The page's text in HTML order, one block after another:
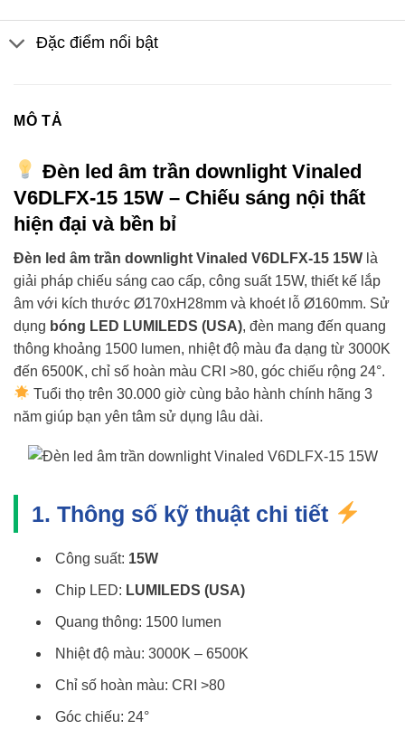
Đặc điểm nổi bật
MÔ TẢ
Đèn led âm trần downlight Vinaled
V6DLFX-15 15W – Chiếu sáng nội thất
hiện đại và bền bỉ
Đèn led âm trần downlight Vinaled V6DLFX-15 15W là
giải pháp chiếu sáng cao cấp, công suất 15W, thiết kế lắp
âm với kích thước Ø170xH28mm và khoét lỗ Ø160mm. Sử
dụng bóng LED LUMILEDS (USA), đèn mang đến quang
thông khoảng 1500 lumen, nhiệt độ màu đa dạng từ 3000K
đến 6500K, chỉ số hoàn màu CRI >80, góc chiếu rộng 24°.
Tuổi thọ trên 30.000 giờ cùng bảo hành chính hãng 3
năm giúp bạn yên tâm sử dụng lâu dài.
1. Thông số kỹ thuật chi tiết
Công suất: 15W
Chip LED: LUMILEDS (USA)
Quang thông: 1500 lumen
Nhiệt độ màu: 3000K – 6500K
Chỉ số hoàn màu: CRI >80
Góc chiếu: 24°